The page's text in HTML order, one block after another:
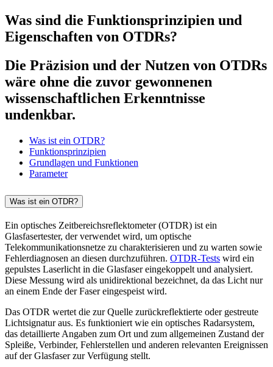
Was sind die Funktionsprinzipien und
Eigenschaften von OTDRs?
Die Präzision und der Nutzen von OTDRs
wäre ohne die zuvor gewonnenen
wissenschaftlichen Erkenntnisse
undenkbar.
Was ist ein OTDR?
Funktionsprinzipien
Grundlagen und Funktionen
Parameter
Was ist ein OTDR?
Ein optisches Zeitbereichsreflektometer (OTDR) ist ein
Glasfasertester, der verwendet wird, um optische
Telekommunikationsnetze zu charakterisieren und zu warten sowie
Fehlerdiagnosen an diesen durchzuführen. OTDR-Tests wird ein
gepulstes Laserlicht in die Glasfaser eingekoppelt und analysiert.
Diese Messung wird als unidirektional bezeichnet, da das Licht nur
an einem Ende der Faser eingespeist wird.
Das OTDR wertet die zur Quelle zurückreflektierte oder gestreute
Lichtsignatur aus. Es funktioniert wie ein optisches Radarsystem,
das detaillierte Angaben zum Ort und zum allgemeinen Zustand der
Spleiße, Verbinder, Fehlerstellen und anderen relevanten Ereignissen
auf der Glasfaser zur Verfügung stellt.